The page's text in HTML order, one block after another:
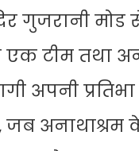
गुजरानी
टीम तथा
अपनी
अनाथाश्रम